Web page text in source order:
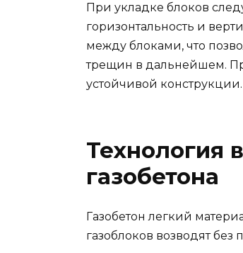
При укладке блоков
горизонтальность и
между блоками, что
трещин в дальнейшем.
устойчивой конструкции.
Технология
газобетона
Газобетон легкий
газоблоков возводят без